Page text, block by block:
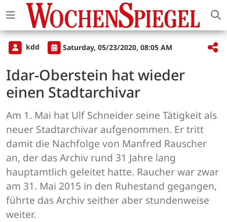
kdd Saturday, 05/23/2020, 08:05 AM
Idar-Oberstein hat wieder
einen Stadtarchivar
Am 1. Mai hat Ulf Schneider seine Tätigkeit als
neuer Stadtarchivar aufgenommen. Er tritt
damit die Nachfolge von Manfred Rauscher
an, der das Archiv rund 31 Jahre lang
hauptamtlich geleitet hatte. Raucher war zwar
am 31. Mai 2015 in den Ruhestand gegangen,
führte das Archiv seither aber stundenweise
weiter.